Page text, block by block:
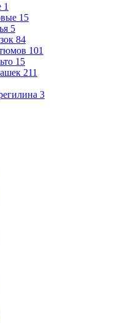
1
15
5
84
101
15
211
3